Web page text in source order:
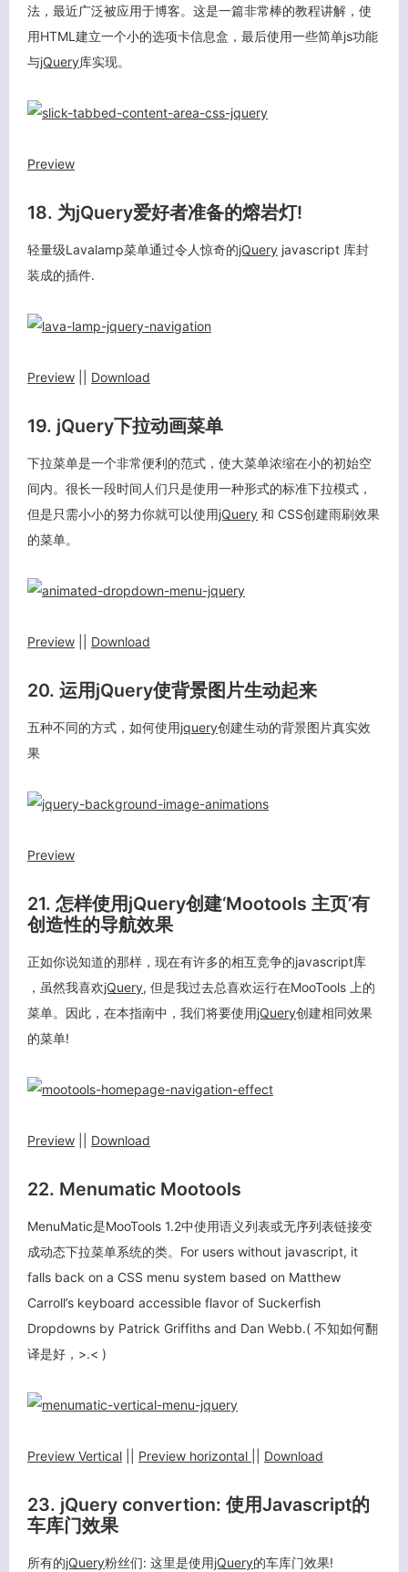
法，最近广泛被应用于博客。这是一篇非常棒的教程讲解，使
用HTML建立一个小的选项卡信息盒，最后使用一些简单js功能
与jQuery库实现。
Preview
18. 为jQuery爱好者准备的熔岩灯!
轻量级Lavalamp菜单通过令人惊奇的jQuery javascript 库封
装成的插件.
Preview Download
19. jQuery下拉动画菜单
下拉菜单是一个非常便利的范式，使大菜单浓缩在小的初始空
间内。很长一段时间人们只是使用一种形式的标准下拉模式，
但是只需小小的努力你就可以使用jQuery 和 CSS创建雨刷效果
的菜单。
Preview Download
20. 运用jQuery使背景图片生动起来
五种不同的方式，如何使用jquery创建生动的背景图片真实效
果
Preview
21. 怎样使用jQuery创建‘Mootools 主页’有
创造性的导航效果
正如你说知道的那样，现在有许多的相互竞争的javascript库
，虽然我喜欢jQuery, 但是我过去总喜欢运行在MooTools 上的
菜单。因此，在本指南中，我们将要使用jQuery创建相同效果
的菜单!
Preview Download
22. Menumatic Mootools
MenuMatic是MooTools 1.2中使用语义列表或无序列表链接变
成动态下拉菜单系统的类。For users without javascript, it
falls back on a CSS menu system based on Matthew
Carroll’s keyboard accessible flavor of Suckerfish
Dropdowns by Patrick Griffiths and Dan Webb.( 不知如何翻
译是好，>.< )
Preview Vertical Preview horizontal Download
23. jQuery convertion: 使用Javascript的
车库门效果
所有的jQuery粉丝们: 这里是使用jQuery的车库门效果!